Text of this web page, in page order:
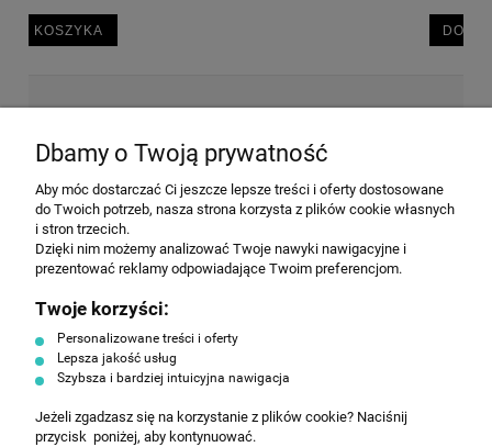
Wyrażam zgodę na przesyłanie informacji
handlowej na poniższy adres email. Więcej w
ZAPISZ SIĘ
Dbamy o Twoją prywatność
Aby móc dostarczać Ci jeszcze lepsze treści i oferty dostosowane
do Twoich potrzeb, nasza strona korzysta z plików cookie własnych
i stron trzecich.
Dzięki nim możemy analizować Twoje nawyki nawigacyjne i
prezentować reklamy odpowiadające Twoim preferencjom.
Twoje korzyści:
Personalizowane treści i oferty
Lepsza jakość usług
Szybsza i bardziej intuicyjna nawigacja
Jeżeli zgadzasz się na korzystanie z plików cookie? Naciśnij
przycisk poniżej, aby kontynuować.